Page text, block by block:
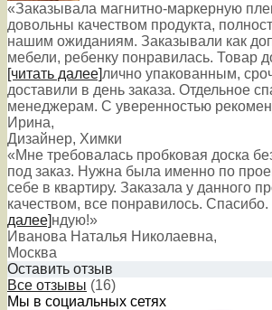
«Заказывала магнитно-маркерную
довольны качеством продукта,
нашим ожиданиям. Заказывали как
мебели, ребенку понравилась. Товар
[читать далее]лично упакованным,
доставили в день заказа. Отдельное
менеджерам. С уверенностью
Ирина,
Дизайнер, Химки
«Мне требовалась пробковая доска
под заказ. Нужна была именно по
себе в квартиру. Заказала у данного
качеством, все понравилось.
далее]ндую!»
Иванова Наталья Николаевна,
Москва
Оставить отзыв
Все отзывы (16)
Мы в социальных сетях